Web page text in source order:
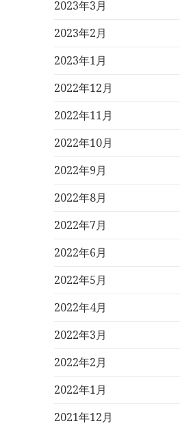
2023年3月
2023年2月
2023年1月
2022年12月
2022年11月
2022年10月
2022年9月
2022年8月
2022年7月
2022年6月
2022年5月
2022年4月
2022年3月
2022年2月
2022年1月
2021年12月